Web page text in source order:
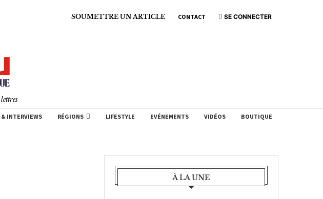
SOUMETTRE UN ARTICLE CONTACT SE CONNECTER
INTERVIEWS RÉGIONS LIFESTYLE EVÉNEMENTS VIDÉOS BOUTIQUE
À LA UNE